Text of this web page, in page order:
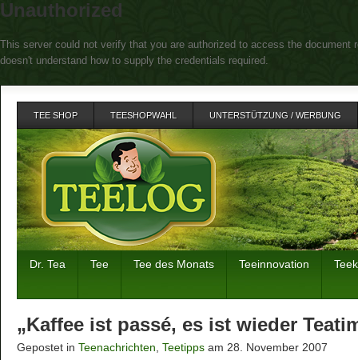
Unauthorized
This server could not verify that you are authorized to access the
doesn't understand how to supply the credentials required.
TEE SHOP TEESHOPWAHL UNTERSTÜTZUNG / WERBUNG
Dr. Tea Tee Tee des Monats Teeinnovation
„Kaffee ist passé, es ist wieder
Gepostet in Teenachrichten Teetipps am 28. November 2007